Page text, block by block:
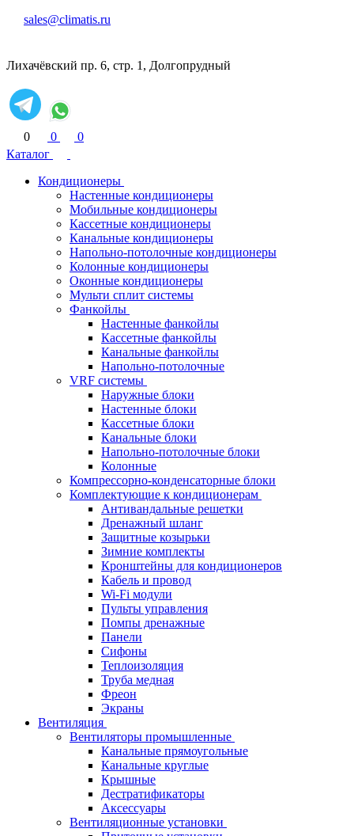
sales@climatis.ru
Лихачёвский пр. 6, стр. 1, Долгопрудный
0 0
0
Каталог
Кондиционеры
Настенные кондиционеры
Мобильные кондиционеры
Кассетные кондиционеры
Канальные кондиционеры
Напольно-потолочные кондиционеры
Колонные кондиционеры
Оконные кондиционеры
Мульти сплит системы
Фанкойлы
Настенные фанкойлы
Кассетные фанкойлы
Канальные фанкойлы
Напольно-потолочные
VRF системы
Наружные блоки
Настенные блоки
Кассетные блоки
Канальные блоки
Напольно-потолочные блоки
Колонные
Компрессорно-конденсаторные блоки
Комплектующие к кондиционерам
Антивандальные решетки
Дренажный шланг
Защитные козырьки
Зимние комплекты
Кронштейны для кондиционеров
Кабель и провод
Wi-Fi модули
Пульты управления
Помпы дренажные
Панели
Сифоны
Теплоизоляция
Труба медная
Фреон
Экраны
Вентиляция
Вентиляторы промышленные
Канальные прямоугольные
Канальные круглые
Крышные
Дестратификаторы
Аксессуары
Вентиляционные установки